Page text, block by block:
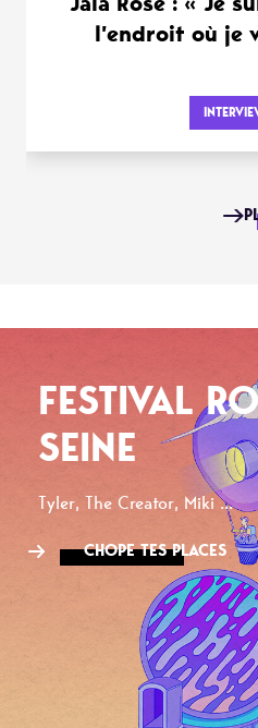
l’endroit où je
FESTIVAL
SEINE
Tyler, The Creator, Miki ...
CHOPE TES PLACES